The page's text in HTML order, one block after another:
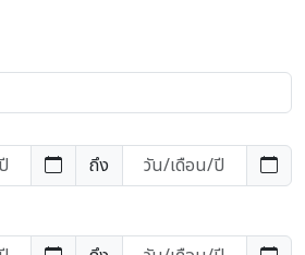
ถึง